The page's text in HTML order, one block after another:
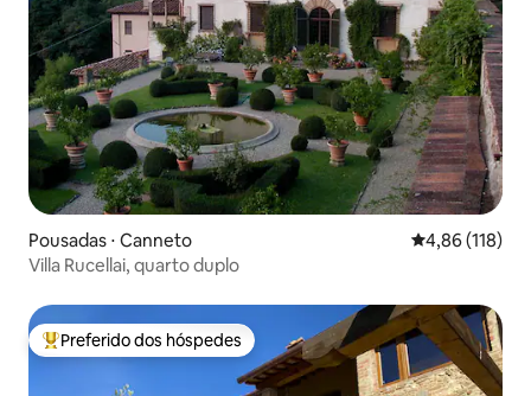
Pousadas ⋅ Canneto 4,86 de uma
4,86 (118)
Villa Rucellai, quarto duplo
Entre os melhores preferidos dos hóspedes
Preferido dos hóspedes